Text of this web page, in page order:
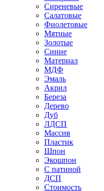
Сиреневые
Салатовые
Фиолетовые
Мятные
Золотые
Синие
Материал
МДФ
Эмаль
Акрил
Береза
Дерево
Дуб
ЛДСП
Массив
Пластик
Шпон
Экошпон
С патиной
ДСП
Стоимость